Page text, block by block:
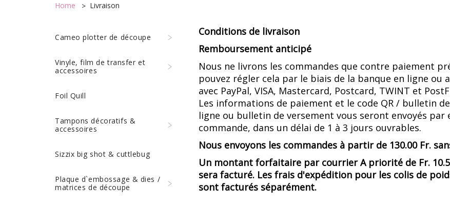
Home Livraison
Conditions de livraison
Remboursement anticipé
Nous ne livrons les commandes que contre paiement
pouvez régler cela par le biais de la banque en ligne ou
avec PayPal, VISA, Mastercard, Postcard, TWINT et
Les informations de paiement et le code QR / bulletin
ligne ou bulletin de versement vous seront envoyés
commande, dans un délai de 1 à 3 jours ouvrables.
Nous envoyons les commandes à partir de 130.00 Fr.
Un montant forfaitaire par courrier A priorité de Fr.
sera facturé. Les frais d'expédition pour les colis de
sont facturés séparément.
Cameo plotter de découpe
Vinyle, film de transfer et
accessoires
Foil Quill
Tampons décoratifs &
accessoires
Sizzix big shot & cuttlebug
Plaque d`embossage & dies /
matrices de découpe